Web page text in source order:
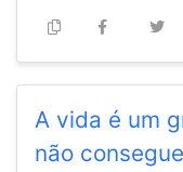
A vida é um
não